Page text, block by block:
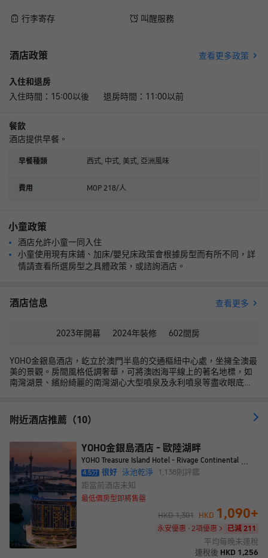
行李寄存 叫醒服務
酒店政策 查看更多政策
入住和退房
入住時間：15:00以後 退房時間：11:00以前
餐飲
酒店提供早餐。
早餐種類 西式, 中式, 美式, 亞洲風味
費用 MOP 218/人
小童政策
酒店允許小童一同入住
小童使用現有床鋪、加床/嬰兒床政策會根據房型而有所不同，詳
情請查看所選房型之具體政策，或諮詢酒店。
酒店信息 查看更多
2023年開幕 2024年裝修 602間房
YOHO金銀島酒店，屹立於澳門半島的交通樞紐中心處，坐擁全澳最
美的景觀。房間風格低調奢華，可將澳凼海平線上的著名地標，如
南灣湖景、繽紛綺麗的南灣湖心大型噴泉及永利噴泉等盡收眼底。
能賓至如歸，感受家一般的舒適。 酒店坐落於澳門半島最核心地
帶，正前方為全澳門最四通八達的巴士轉乘站，附設行人隧道直通
店及中國銀行大廈等，交通便捷的同時更有美景環繞，可以俯瞰整
個澳門半島的天際線和海灣。尤其於落日時分，夕陽把天空染成一
片橙紅色，倒映在湖面上，既浪漫又壯觀，令人舒適愜意。當夜幕
降臨，可以近距離地感受璀璨動人的城市夜景，為您帶來前所未見
的嶄新體驗。 當您在YOHO金銀島酒店度過美好的一天後，您可以
盡情享受我們提供給入住賓客免費使用的無邊際泳池。飽覽主教山
聖堂、優美海景及被驚豔的南灣湖景色包圍，在這個寧靜而迷人的
環境中，您可以沉浸在清涼的水中，放鬆身心，享受令人愉悅的泳
池體驗。無邊際泳池的景觀設計為您提供了壯麗的南灣湖景色，讓
您感受到與大自然的親密接觸。
附近酒店推薦（10）
YOHO金銀島酒店 - 歐陸湖畔
YOHO Treasure Island Hotel - Rivage Continental
4.5分 很好 泳池乾淨 1,138則評鑑
距當前酒店未知
最低價房型即將售罄
HKD1,301 HKD 1,090+
永安優惠 · 2項優惠 已減 211
平均每晚未連稅
連稅後 HKD 1,256